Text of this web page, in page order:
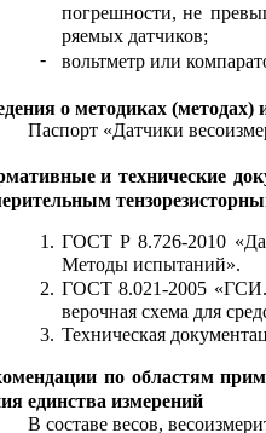
погрешности, не
ряемых датчиков;
-
вольтметр или
о методиках (методах)
Паспорт «Датчики
и технические
1. ГОСТ Р 8.726-2010
Методы испытаний».
2. ГОСТ 8.021-2005 «ГСИ.
верочная схема для
3. Техническая
по областям
единства измерений
В составе весов,